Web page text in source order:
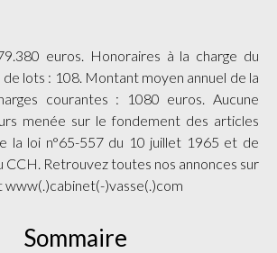
euros. Honoraires à la charge du
lots : 108. Montant moyen annuel de la
courantes : 1080 euros. Aucune
menée sur le fondement des articles
la loi n°65-557 du 10 juillet 1965 et de
CCH. Retrouvez toutes nos annonces sur
)vasse(.)com
Sommaire